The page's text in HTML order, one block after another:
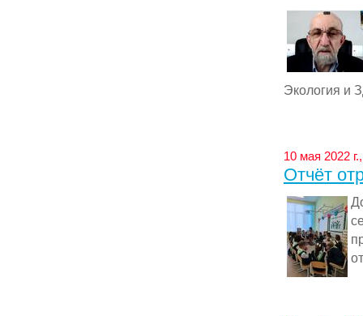
Экология и
10 мая 2022
Отчёт